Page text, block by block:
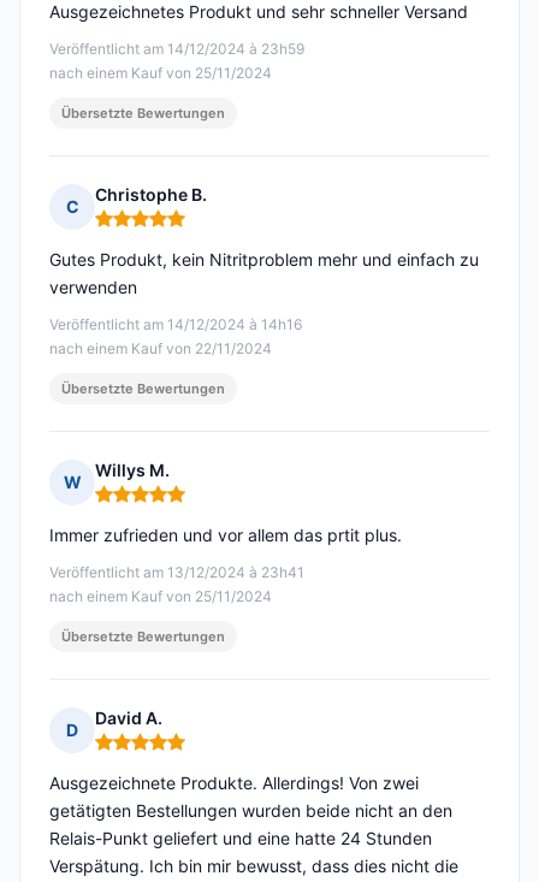
Veröffentlicht am 14/12/2024 à 23h59
nach einem Kauf von 25/11/2024
Ausgezeichnetes Produkt und sehr schneller Versand
Übersetzte Bewertungen
C
Christophe B.
Hinweis: 5 von 5
Veröffentlicht am 14/12/2024 à 14h16
nach einem Kauf von 22/11/2024
Gutes Produkt, kein Nitritproblem mehr und einfach zu
verwenden
Übersetzte Bewertungen
W
Willys M.
Hinweis: 5 von 5
Veröffentlicht am 13/12/2024 à 23h41
nach einem Kauf von 25/11/2024
Immer zufrieden und vor allem das prtit plus.
Übersetzte Bewertungen
D
David A.
Hinweis: 5 von 5
Ausgezeichnete Produkte. Allerdings! Von zwei
getätigten Bestellungen wurden beide nicht an den
Relais-Punkt geliefert und eine hatte 24 Stunden
Verspätung. Ich bin mir bewusst, dass dies nicht die